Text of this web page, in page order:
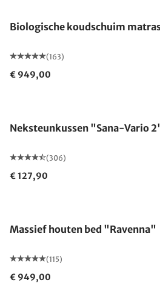
Biologische koudschuim
(163)
€ 949,00
Neksteunkussen "Sana-Vario
(306)
€ 127,90
Massief houten bed "Ravenna"
(115)
€ 949,00